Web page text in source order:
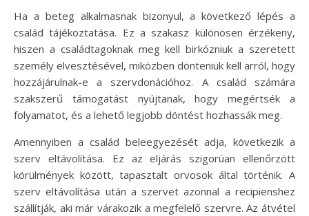
Ha a beteg alkalmasnak bizonyul, a következő lépés a
család tájékoztatása. Ez a szakasz különösen érzékeny,
hiszen a családtagoknak meg kell birkózniuk a szeretett
személy elvesztésével, miközben dönteniük kell arról, hogy
hozzájárulnak-e a szervdonációhoz. A család számára
szakszerű támogatást nyújtanak, hogy megértsék a
folyamatot, és a lehető legjobb döntést hozhassák meg.
Amennyiben a család beleegyezését adja, következik a
szerv eltávolítása. Ez az eljárás szigorúan ellenőrzött
körülmények között, tapasztalt orvosok által történik. A
szerv eltávolítása után a szervet azonnal a recipienshez
szállítják, aki már várakozik a megfelelő szervre. Az átvétel